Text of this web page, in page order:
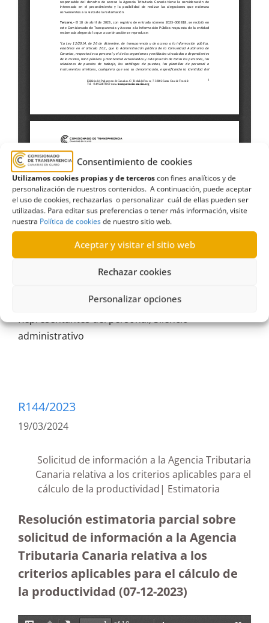
Consentimiento de cookies
Utilizamos cookies propias y de terceroscon fines analíticos y de
personalización de nuestros contenidos. A continuación, puede aceptar
el uso de cookies, rechazarlas o personalizar cuál de ellas pueden ser
utilizadas. Para editar sus preferencias o tener más información, visite
nuestra Política de cookiesde nuestro sitio web.
Aceptar y visitar el sitio web
Rechazar cookies
Personalizar opciones
Agencia Tributaria Canaria, ATC,Consejería de
Hacienda y Relaciones con la Unión Europea.
Relación de Puestos de Trabajo
Representantes del personal,Silencio
administrativo
R144/2023
19/03/2024
Solicitud de información a la Agencia Tributaria
Canaria relativa a los criterios aplicables para el
cálculo de la productividad| Estimatoria
Resolución estimatoria parcial sobre
solicitud de información a la Agencia
Tributaria Canaria relativa a los
criterios aplicables para el cálculo de
la productividad (07-12-2023)